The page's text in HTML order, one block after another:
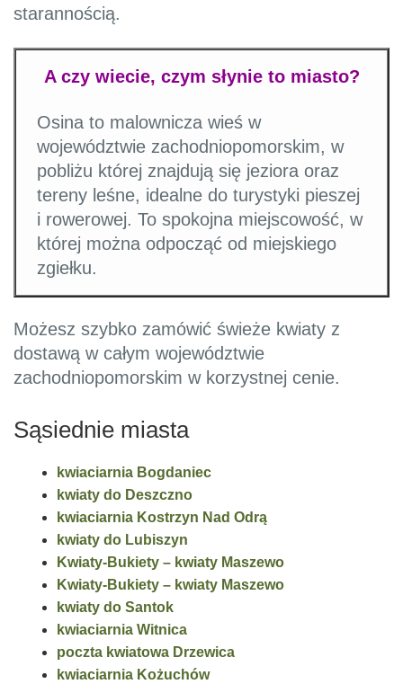
starannością.
A czy wiecie, czym słynie to miasto?
Osina to malownicza wieś w
województwie zachodniopomorskim, w
pobliżu której znajdują się jeziora oraz
tereny leśne, idealne do turystyki pieszej
i rowerowej. To spokojna miejscowość, w
której można odpocząć od miejskiego
zgiełku.
Możesz szybko zamówić świeże kwiaty z
dostawą w całym województwie
zachodniopomorskim w korzystnej cenie.
Sąsiednie miasta
kwiaciarnia Bogdaniec
kwiaty do Deszczno
kwiaciarnia Kostrzyn Nad Odrą
kwiaty do Lubiszyn
Kwiaty-Bukiety – kwiaty Maszewo
Kwiaty-Bukiety – kwiaty Maszewo
kwiaty do Santok
kwiaciarnia Witnica
poczta kwiatowa Drzewica
kwiaciarnia Kożuchów